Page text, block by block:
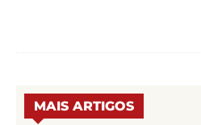
MAIS ARTIGOS